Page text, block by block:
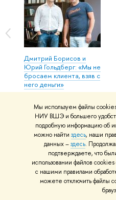
Мы используем файлы
НИУ ВШЭ и большего
подробную информацию об
можно найти здесь, наши
данных –здесь.
подтверждаете, что
использовании файлов
с нашими правилами
можете отключить файлы
Дмитрий Борисов и
Юрий Гольдберг: «Мы не
бросаем клиента, взяв с
него деньги»